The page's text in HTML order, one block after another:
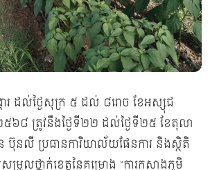
គារ ដល់ថ្ងៃសុក្រ ៥ ដល់ ៨រោច ខែអស្សុជ
៦៨ ត្រូវនឹងថ្ងៃទី២២ ដល់ថ្ងៃទី២៥ ខែតុលា
នលី ប្រធានការិយាល័យផែនការ និងស្ថិតិ
លថ្នាក់ខេត្តនៃគម្រោង “ការកសាងភូមិ